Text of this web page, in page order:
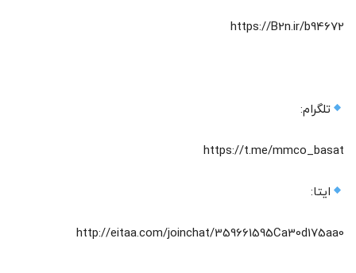
https://B2n.ir/b94672
تلگرام:
https://t.me/mmco_basat
ایتا:
http://eitaa.com/joinchat/359661595Ca30d175aa0